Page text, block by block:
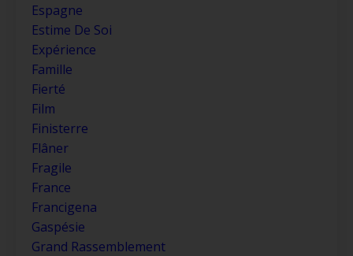
Espagne
Estime De Soi
Expérience
Famille
Fierté
Film
Finisterre
Flâner
Fragile
France
Francigena
Gaspésie
Grand Rassemblement